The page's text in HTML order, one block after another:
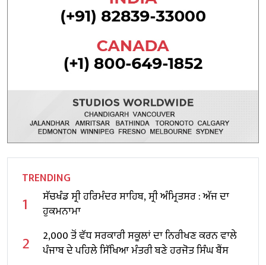
TRENDING
1
ਸੱਚਖੰਡ ਸ੍ਰੀ ਹਰਿਮੰਦਰ ਸਾਹਿਬ, ਸ੍ਰੀ ਅੰਮ੍ਰਿਤਸਰ : ਅੱਜ ਦਾ
ਹੁਕਮਨਾਮਾ
2
2,000 ਤੋਂ ਵੱਧ ਸਰਕਾਰੀ ਸਕੂਲਾਂ ਦਾ ਨਿਰੀਖਣ ਕਰਨ ਵਾਲੇ
ਪੰਜਾਬ ਦੇ ਪਹਿਲੇ ਸਿੱਖਿਆ ਮੰਤਰੀ ਬਣੇ ਹਰਜੋਤ ਸਿੰਘ ਬੈਂਸ